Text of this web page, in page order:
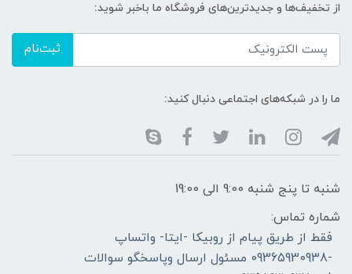
از تخفیف‌ها و جدیدترین‌های فروشگاه ما باخبر شوید:
ثبت‌نام
ما را در شبکه‌های اجتماعی دنبال کنید:
شنبه تا پنج شنبه 9:00 الی 19:00
شماره تماس:
فقط از طریق پیام از روبیکا -ایتا- واتساپ
-09365930938 مسئول ارسال وپاسخگو سوالات